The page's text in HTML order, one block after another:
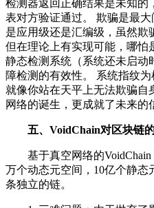
检测器返回正确结果是未知的
表对方验证通过。 欺骗是最
是应用级还是汇编级，虽然欺
但在理论上有实现可能，哪怕
静态检测系统（系统还未启动
障检测的有效性。 系统指纹
就像你站在天平上无法欺骗自
网络的诞生，更成就了未来的
五、VoidChain对区块链
基于真空网络的
万个动态元空间，10亿个静
条独立的链。